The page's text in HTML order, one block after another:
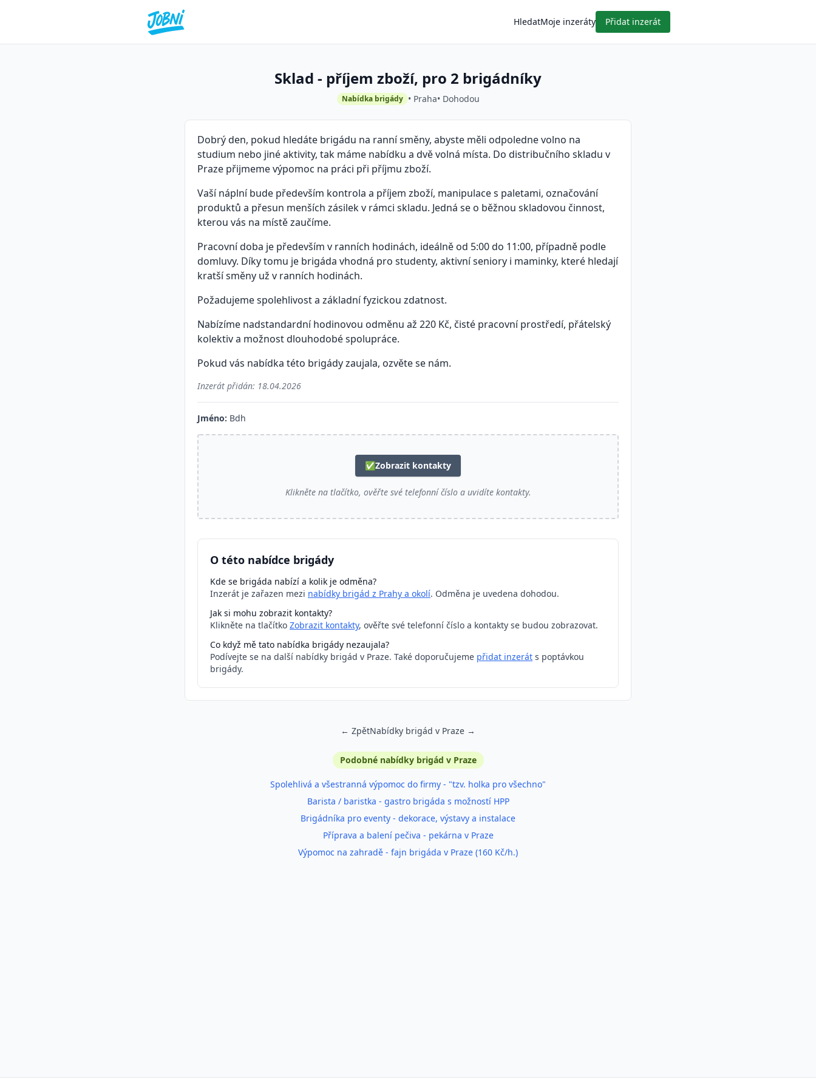
HledatMoje inzeráty Přidat inzerát
Sklad - příjem zboží, pro 2 brigádníky
Nabídka brigády • Praha• Dohodou
Dobrý den, pokud hledáte brigádu na ranní směny, abyste měli odpoledne volno na
studium nebo jiné aktivity, tak máme nabídku a dvě volná místa. Do distribučního skladu v
Praze přijmeme výpomoc na práci při příjmu zboží.
Vaší náplní bude především kontrola a příjem zboží, manipulace s paletami, označování
produktů a přesun menších zásilek v rámci skladu. Jedná se o běžnou skladovou činnost,
kterou vás na místě zaučíme.
Pracovní doba je především v ranních hodinách, ideálně od 5:00 do 11:00, případně podle
domluvy. Díky tomu je brigáda vhodná pro studenty, aktivní seniory i maminky, které hledají
kratší směny už v ranních hodinách.
Požadujeme spolehlivost a základní fyzickou zdatnost.
Nabízíme nadstandardní hodinovou odměnu až 220 Kč, čisté pracovní prostředí, přátelský
kolektiv a možnost dlouhodobé spolupráce.
Pokud vás nabídka této brigády zaujala, ozvěte se nám.
Inzerát přidán: 18.04.2026
Jméno: Bdh
✅Zobrazit kontakty
Klikněte na tlačítko, ověřte své telefonní číslo a uvidíte kontakty.
O této nabídce brigády
Kde se brigáda nabízí a kolik je odměna?
Inzerát je zařazen mezi nabídky brigád z Prahy a okolí. Odměna je uvedena dohodou.
Jak si mohu zobrazit kontakty?
Klikněte na tlačítko Zobrazit kontakty, ověřte své telefonní číslo a kontakty se budou zobrazovat.
Co když mě tato nabídka brigády nezaujala?
Podívejte se na další nabídky brigád v Praze. Také doporučujeme přidat inzerát s poptávkou
brigády.
← ZpětNabídky brigád v Praze →
Podobné nabídky brigád v Praze
Spolehlivá a všestranná výpomoc do firmy - "tzv. holka pro všechno"
Barista / baristka - gastro brigáda s možností HPP
Brigádníka pro eventy - dekorace, výstavy a instalace
Příprava a balení pečiva - pekárna v Praze
Výpomoc na zahradě - fajn brigáda v Praze (160 Kč/h.)